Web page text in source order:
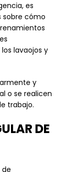
es
sobre cómo
lavaojos y
y
o se realicen
trabajo.
DE
de